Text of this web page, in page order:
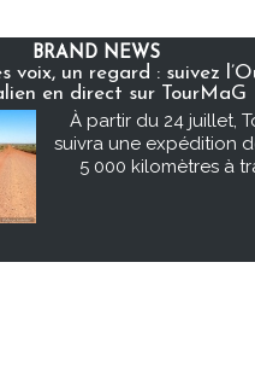
BRAND NEWS
voix, un regard : suivez
en direct sur TourMaG
À partir du 24 juillet,
suivra une expédition
5 000 kilomètres à